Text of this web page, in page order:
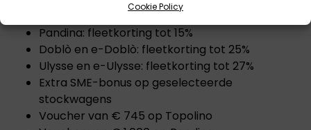
Cookie Policy
Grande Panda Hybrid: fleetkorting tot 10%
Pandina: fleetkorting tot 15%
Doblò en e-Doblò: fleetkorting tot 25%
Ulysse en e-Ulysse: fleetkorting tot 27%
Extra SME-bonus op geselecteerde
stockwagens
Voucher van € 745 op Topolino